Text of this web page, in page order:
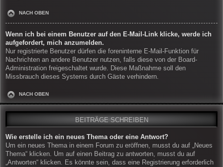
NACH OBEN
Wenn ich bei einem Benutzer auf den E-Mail-Link klicke, werde ich
aufgefordert, mich anzumelden.
Nur registrierte Benutzer dürfen die foreninterne E-Mail-Funktion für
Nachrichten an andere Benutzer nutzen, falls diese von der Board-
Administration freigeschaltet wurde. Diese Maßnahme soll den
Missbrauch dieses Systems durch Gäste verhindern.
NACH OBEN
BEITRÄGE SCHREIBEN
Wie erstelle ich ein neues Thema oder eine Antwort?
Um ein neues Thema in einem Forum zu eröffnen, musst du auf „Neues
Thema“ klicken. Um auf einen Beitrag zu antworten, musst du auf
„Antworten“ klicken. Es könnte sein, dass eine Registrierung erforderlich